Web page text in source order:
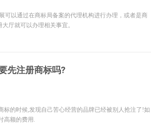
可以通过在商标局备案的代理机构进行办理，或者是商
厅就可以办理相关事宜。
先注册商标吗?
标的时候,发现自己苦心经营的品牌已经被别人抢注了!如
高额的费用.